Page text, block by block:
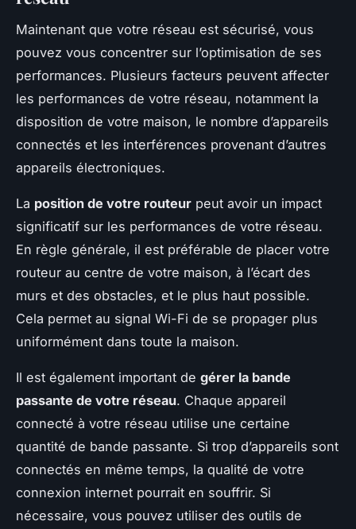
Maintenant que votre réseau est sécurisé, vous
pouvez vous concentrer sur l’optimisation de ses
performances. Plusieurs facteurs peuvent affecter
les performances de votre réseau, notamment la
disposition de votre maison, le nombre d’appareils
connectés et les interférences provenant d’autres
appareils électroniques.
La position de votre routeur peut avoir un impact
significatif sur les performances de votre réseau.
En règle générale, il est préférable de placer votre
routeur au centre de votre maison, à l’écart des
murs et des obstacles, et le plus haut possible.
Cela permet au signal Wi-Fi de se propager plus
uniformément dans toute la maison.
Il est également important de gérer la bande
passante de votre réseau. Chaque appareil
connecté à votre réseau utilise une certaine
quantité de bande passante. Si trop d’appareils sont
connectés en même temps, la qualité de votre
connexion internet pourrait en souffrir. Si
nécessaire, vous pouvez utiliser des outils de